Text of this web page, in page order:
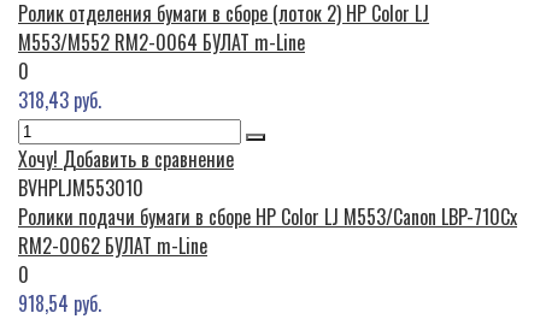
Ролик отделения бумаги в сборе (лоток 2) HP Color LJ
M553/M552 RM2-0064 БУЛАТ m-Line
0
318,43 руб.
Хочу! Добавить в сравнение
BVHPLJM553010
Ролики подачи бумаги в сборе HP Color LJ M553/Canon LBP-710Cx
RM2-0062 БУЛАТ m-Line
0
918,54 руб.